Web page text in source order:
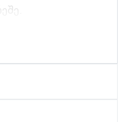
უპირატესობები: